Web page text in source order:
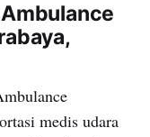
medis udara